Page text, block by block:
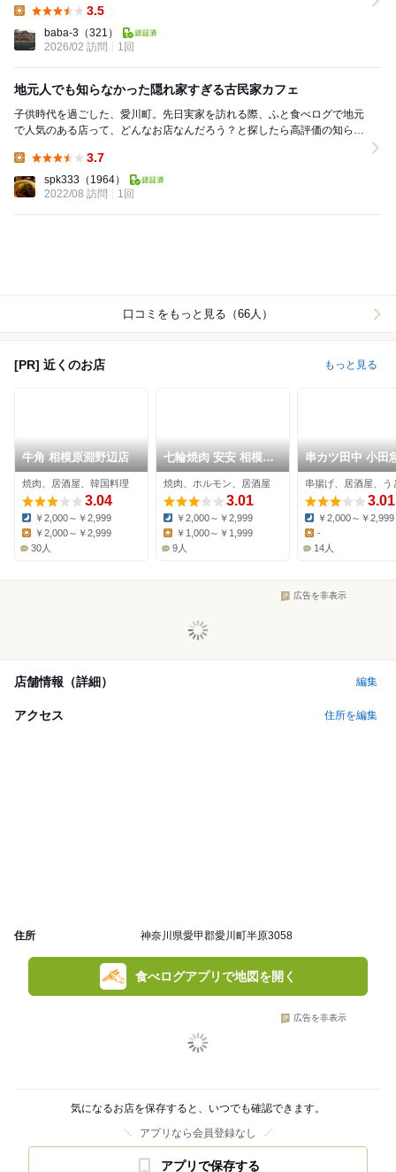
3.5
baba-3 （321）
2026/02 訪問
1回
地元人でも知らなかった隠れ家すぎる古民家カフェ
子供時代を過ごした、愛川町。先日実家を訪れる際、ふと食べログで地元
で人気のある店って、どんなお店なんだろう？と探したら高評価の知らな
3.7
spk333 （1964）
2022/08 訪問
1回
口コミをもっと見る（66人）
[PR] 近くのお店 もっと見る
牛角 相模原淵野辺店
焼肉、居酒屋、韓国料理
3.04
Dinner:
￥2,000～￥2,999
Lunch:
￥2,000～￥2,999
30人
七輪焼肉 安安 相模原
店
焼肉、ホルモン、居酒屋
3.01
Dinner:
￥2,000～￥2,999
Lunch:
￥1,000～￥1,999
9人
串カツ田中 小田
模原店
串揚げ、居酒屋、う
3.01
Dinner:
￥2,000～￥2,999
Lunch:
-
14人
広告を非表示
店舗情報（詳細） 編集
アクセス 住所を編集
住所 神奈川県愛甲郡愛川町半原3058
食べログアプリで地図を開く
広告を非表示
気になるお店を保存すると、いつでも確認できます。
アプリなら会員登録なし
アプリで保存する